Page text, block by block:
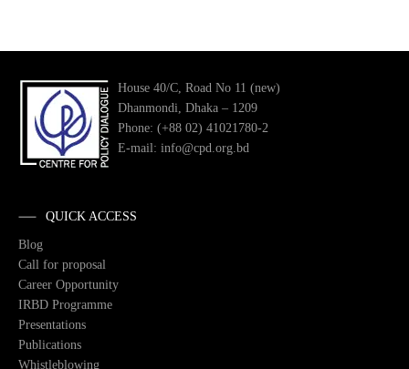
House 40/C, Road No 11 (new)
Dhanmondi, Dhaka – 1209
Phone: (+88 02) 41021780-2
E-mail: info@cpd.org.bd
QUICK ACCESS
Blog
Call for proposal
Career Opportunity
IRBD Programme
Presentations
Publications
Whistleblowing